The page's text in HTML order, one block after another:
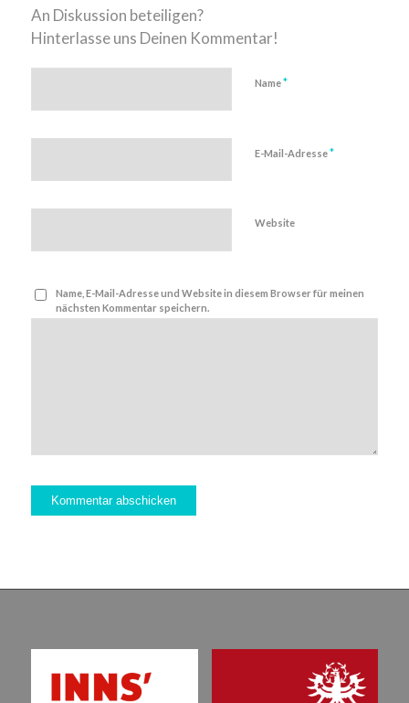
An Diskussion beteiligen?
Hinterlasse uns Deinen Kommentar!
Name*
E-Mail-Adresse*
Website
Name, E-Mail-Adresse und Website in diesem Browser für meinen
nächsten Kommentar speichern.